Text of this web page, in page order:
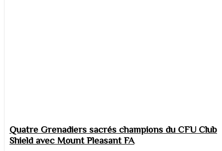
Quatre Grenadiers sacrés champions du CFU Club
Shield avec Mount Pleasant FA